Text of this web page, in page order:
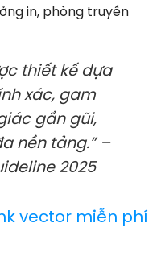
in, phòng truyền
thiết kế dựa
xác, gam
gần gũi,
nền tảng.” –
2025
vector miễn phí